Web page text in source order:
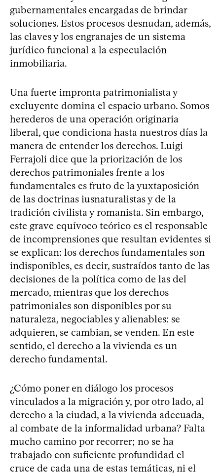
gubernamentales encargadas de brindar
soluciones. Estos procesos desnudan, además,
las claves y los engranajes de un sistema
jurídico funcional a la especulación
inmobiliaria.
Una fuerte impronta patrimonialista y
excluyente domina el espacio urbano. Somos
herederos de una operación originaria
liberal, que condiciona hasta nuestros días la
manera de entender los derechos. Luigi
Ferrajoli dice que la priorización de los
derechos patrimoniales frente a los
fundamentales es fruto de la yuxtaposición
de las doctrinas iusnaturalistas y de la
tradición civilista y romanista. Sin embargo,
este grave equívoco teórico es el responsable
de incomprensiones que resultan evidentes si
se explican: los derechos fundamentales son
indisponibles, es decir, sustraídos tanto de las
decisiones de la política como de las del
mercado, mientras que los derechos
patrimoniales son disponibles por su
naturaleza, negociables y alienables: se
adquieren, se cambian, se venden. En este
sentido, el derecho a la vivienda es un
derecho fundamental.
¿Cómo poner en diálogo los procesos
vinculados a la migración y, por otro lado, al
derecho a la ciudad, a la vivienda adecuada,
al combate de la informalidad urbana? Falta
mucho camino por recorrer; no se ha
trabajado con suficiente profundidad el
cruce de cada una de estas temáticas, ni el